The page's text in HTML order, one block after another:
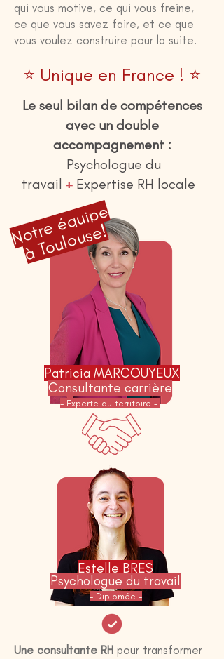
qui vous motive, ce qui vous freine,
ce que vous savez faire, et ce que
vous voulez construire pour la suite.
⭐️ Unique en France ! ⭐️
Le seul bilan de compétences
avec un double
accompagnement :
Psychologue du
travail + Expertise RH locale
Estelle BRES
Psychologue du travail
- Diplomée -
Patricia MARCOUYEUX
Consultante carrière
- Experte du territoire -
Notre équipe
à Toulouse!
Une consultante RH pour transformer